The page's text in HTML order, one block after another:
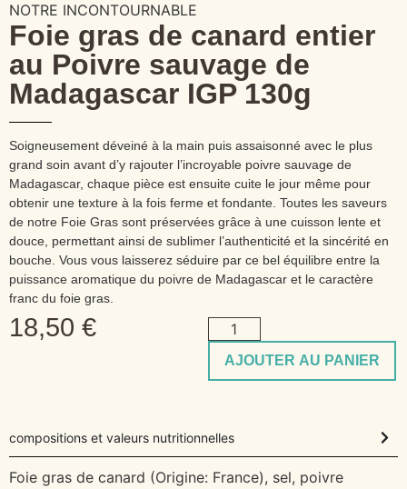
NOTRE INCONTOURNABLE
Foie gras de canard entier
au Poivre sauvage de
Madagascar IGP 130g
Soigneusement déveiné à la main puis assaisonné avec le plus
grand soin avant d’y rajouter l’incroyable poivre sauvage de
Madagascar, chaque pièce est ensuite cuite le jour même pour
obtenir une texture à la fois ferme et fondante. Toutes les saveurs
de notre Foie Gras sont préservées grâce à une cuisson lente et
douce, permettant ainsi de sublimer l’authenticité et la sincérité en
bouche. Vous vous laisserez séduire par ce bel équilibre entre la
puissance aromatique du poivre de Madagascar et le caractère
franc du foie gras.
18,50 €
AJOUTER AU PANIER
compositions et valeurs nutritionnelles
Foie gras de canard (Origine: France), sel, poivre